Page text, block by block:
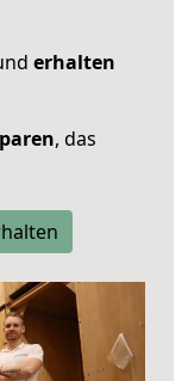
erhalten
, das